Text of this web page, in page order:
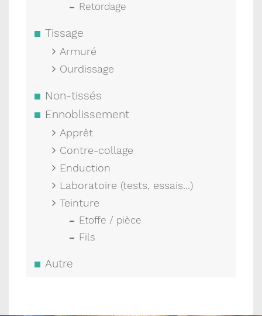
Retordage
Tissage
Armuré
Ourdissage
Non-tissés
Ennoblissement
Apprêt
Contre-collage
Enduction
Laboratoire (tests, essais...)
Teinture
Etoffe / pièce
Fils
Autre